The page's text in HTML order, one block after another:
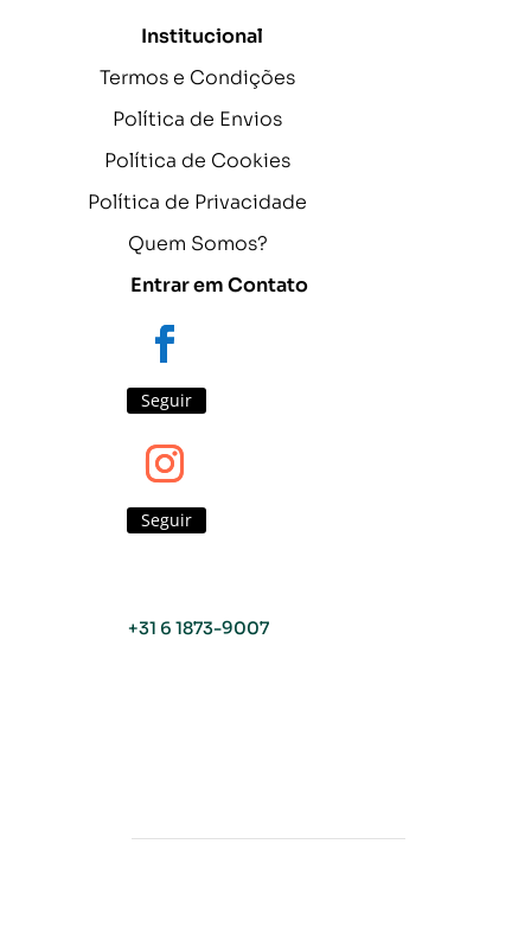
Institucional
Termos e Condições
Política de Envios
Política de Cookies
Política de Privacidade
Quem Somos?
Entrar em Contato
Seguir
Seguir
+31 6 1873-9007